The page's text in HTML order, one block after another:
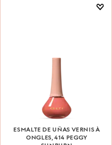
ESMALTE DE UÑAS VERNIS À
ONGLES, 414 PEGGY